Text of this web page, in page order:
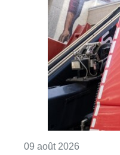
09 août 2026